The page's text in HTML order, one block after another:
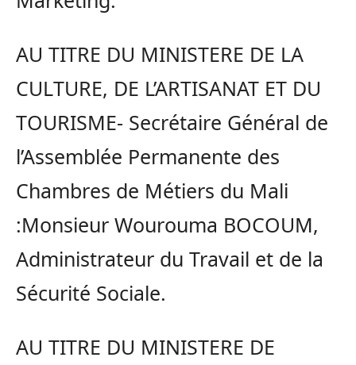
AU TITRE DU MINISTERE DE LA
CULTURE, DE L’ARTISANAT ET DU
TOURISME- Secrétaire Général de
l’Assemblée Permanente des
Chambres de Métiers du Mali
:Monsieur Wourouma BOCOUM,
Administrateur du Travail et de la
Sécurité Sociale.
AU TITRE DU MINISTERE DE